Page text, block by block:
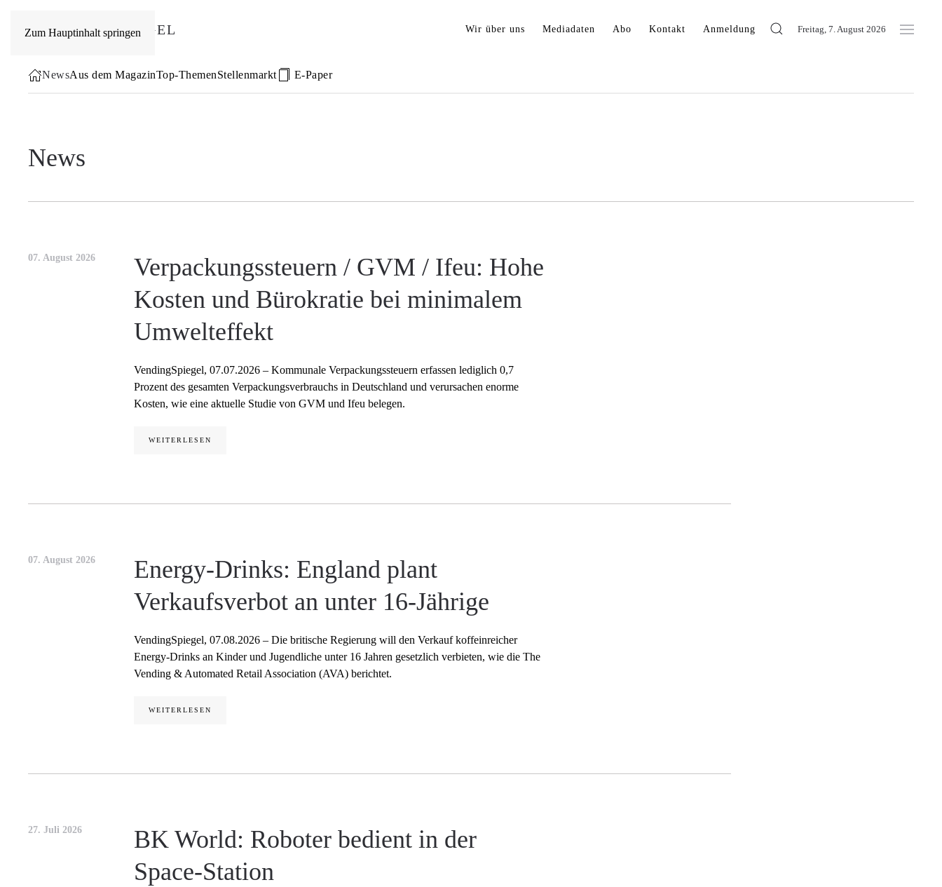
Zum Hauptinhalt springen Wir über uns Mediadaten Abo Kontakt Anmeldung Freitag, 7. August 2026
NewsAus dem MagazinTop-ThemenStellenmarkt E-Paper
News
07. August 2026
Verpackungssteuern / GVM / Ifeu: Hohe
Kosten und Bürokratie bei minimalem
Umwelteffekt
VendingSpiegel, 07.07.2026 – Kommunale Verpackungssteuern erfassen lediglich 0,7
Prozent des gesamten Verpackungsverbrauchs in Deutschland und verursachen enorme
Kosten, wie eine aktuelle Studie von GVM und Ifeu belegen.
WEITERLESEN
07. August 2026
Energy-Drinks: England plant
Verkaufsverbot an unter 16-Jährige
VendingSpiegel, 07.08.2026 – Die britische Regierung will den Verkauf koffeinreicher
Energy-Drinks an Kinder und Jugendliche unter 16 Jahren gesetzlich verbieten, wie die The
Vending & Automated Retail Association (AVA) berichtet.
WEITERLESEN
27. Juli 2026
BK World: Roboter bedient in der
Space-Station